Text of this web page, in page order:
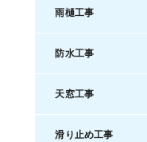
雨樋工事
防水工事
天窓工事
滑り止め工事